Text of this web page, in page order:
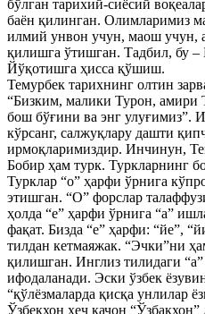
бўлган тарихий-сиёсий
баён қилинган. Олимларимиз
илмий унвон учун, маош учун,
қилишга ўтишган. Тадбил, бу
Йўқотишга ҳисса қўшиш.
Темурбек тарихнинг олтин
“Бизким, малики Турон, амири
бош бўғини ва энг улуғимиз”.
кўрсанг, салжуқлару дашти
ирмоқларимиздир. Инчинун,
Бобир ҳам турк. Туркларнинг
Турклар “о” ҳарфи ўрнига
этишган. “О” форслар
ҳолда “е” ҳарфи ўрнига “а”
фақат. Бизда “е” ҳарфи: “йе”,
тилдан кетмаяжак. “Эчки”ни
қилишган. Инглиз тилидаги
ифодаланади. Эски ўзбек
“қўлёзмаларда қисқа унлилар
Ўзбекхон ҳеч қачон